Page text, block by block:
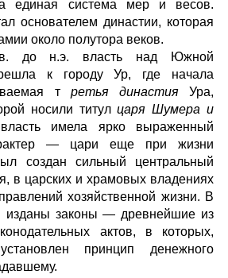
единая система мер и весов.
основателем династии, которая
около полутора веков.
до н.э. власть над Южной
к городу Ур, где начала
т ретья династияУра,
носили титулцаря Шумера и
имела ярко выраженный
— цари еще при жизни
создан сильный центральный
в царских и храмовых владениях
хозяйственной жизни. В
изданы законы — древнейшие из
актов, в которых,
принцип денежного